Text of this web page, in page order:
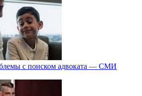
с поиском адвоката — СМИ